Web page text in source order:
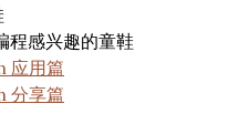
程感兴趣的童鞋
应用篇
分享篇